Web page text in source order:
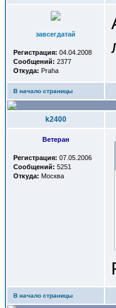
завсегдатай
Регистрация: 04.04.2008
Сообщений: 2377
Откуда: Praha
В начало страницы
k2400
Ветеран
Регистрация: 07.05.2006
Сообщений: 5251
Откуда: Москва
В начало страницы